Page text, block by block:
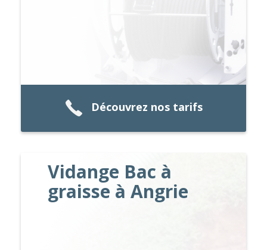
Découvrez nos tarifs
Vidange Bac à
graisse à Angrie